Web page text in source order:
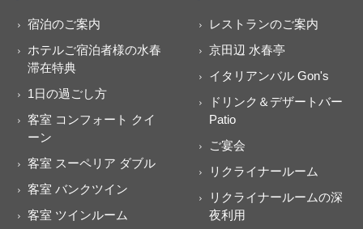
宿泊のご案内
ホテルご宿泊者様の水春
滞在特典
1日の過ごし方
客室 コンフォート クイ
ーン
客室 スーペリア ダブル
客室 バンクツイン
客室 ツインルーム
レストランのご案内
京田辺 水春亭
イタリアンバル Gon's
ドリンク＆デザートバー
Patio
ご宴会
リクライナールーム
リクライナールームの深
夜利用